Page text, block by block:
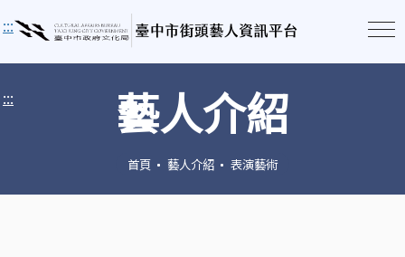
:::
::: 藝人介紹
首頁 藝人介紹 表演藝術